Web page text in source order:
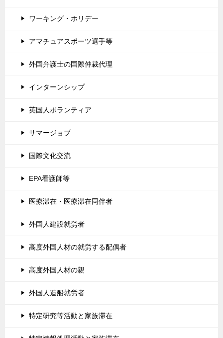
ワーキング・ホリデー
アマチュアスポーツ選手等
外国弁護士の国際仲裁代理
インターンシップ
英国人ボランティア
サマージョブ
国際文化交流
EPA看護師等
医療滞在・医療滞在同伴者
外国人建設就労者
高度外国人材の就労する配偶者
高度外国人材の親
外国人造船就労者
特定研究等活動と家族滞在